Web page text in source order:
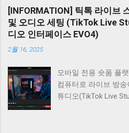
놈이 있어 합주에 매
다. 중앙의 믹서창에
Pan을 쉽게 조절해 밸
오른쪽에는 싱크룸 1
졌다. 오디오 인터페
외장형 고성능 오디
를 컴퓨터로 입력하거
터넷 방송 중 문제
[INFORMATION] 틱톡 라이브
및 오디오 세팅 (TikTok Live
디오 인터페이스 EVO4)
2월 16, 2025
모바일 전용 숏폼 플
컴퓨터로 라이브 방
튜디오(TikTok Live
틱톡에 라이브를 내